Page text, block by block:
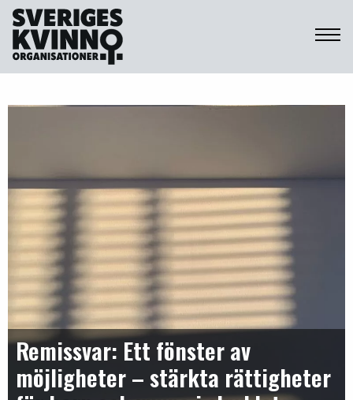
Sveriges Kvinnoorganisationer
Remissvar: Ett fönster av
möjligheter – stärkta rättigheter